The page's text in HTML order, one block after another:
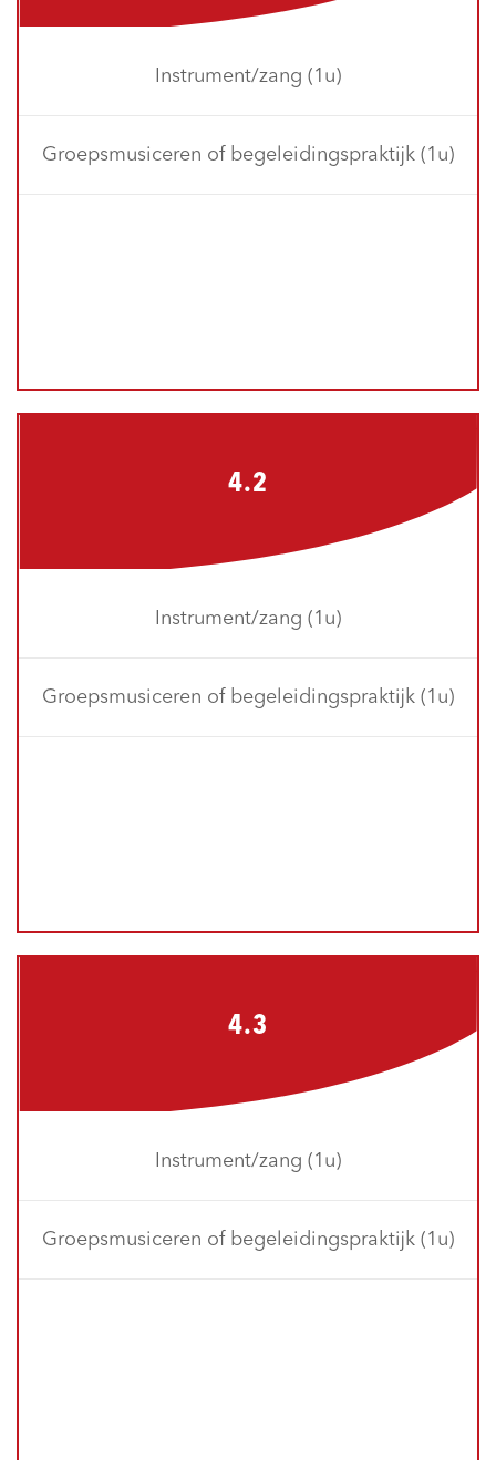
Instrument/zang (1u)
Groepsmusiceren of begeleidingspraktijk (1u)
4.2
Instrument/zang (1u)
Groepsmusiceren of begeleidingspraktijk (1u)
4.3
Instrument/zang (1u)
Groepsmusiceren of begeleidingspraktijk (1u)